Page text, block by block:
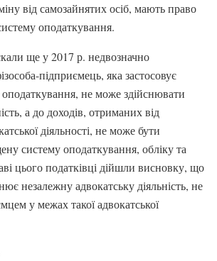
від самозайнятих осіб, мають право
оподаткування.
ще у 2017 р. недвозначно
підприємець, яка застосовує
не може здійснювати
а до доходів, отриманих від
діяльності, не може бути
систему оподаткування, обліку та
цього податківці дійшли висновку, що
незалежну адвокатську діяльність, не
у межах такої адвокатської